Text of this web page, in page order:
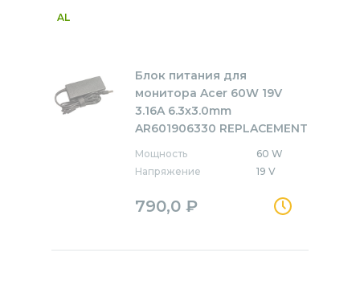
AL
Блок питания для
монитора Acer 60W 19V
3.16A 6.3x3.0mm
AR601906330 REPLACEMENT
Мощность
60 W
Напряжение
19 V
790,0 ₽